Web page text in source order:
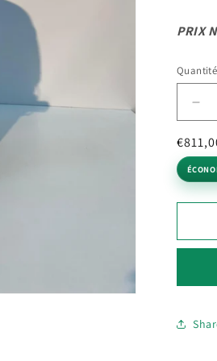
PRIX
Quantité
la
de
Prix
Prix